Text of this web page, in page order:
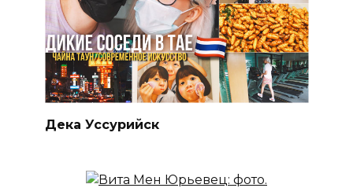
Дека Уссурийск